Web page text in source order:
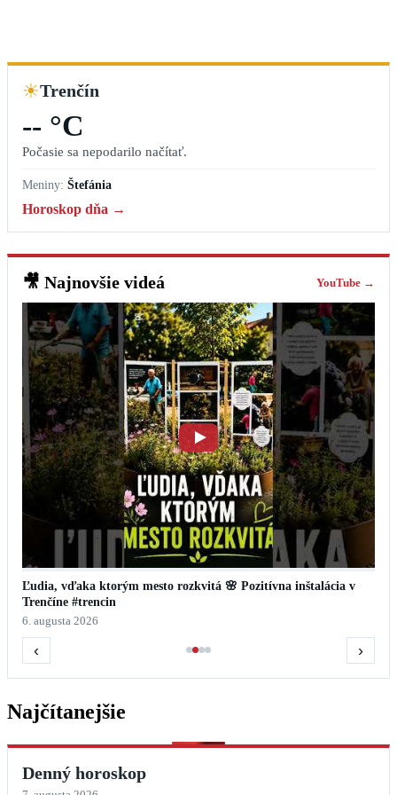
☀Trenčín
-- °C
Počasie sa nepodarilo načítať.
Meniny: Štefánia
Horoskop dňa →
🎥 Najnovšie videá YouTube →
Ľudia, vďaka ktorým mesto rozkvitá 🌸 Pozitívna inštalácia v
Trenčíne #trencin
6. augusta 2026
‹ ›
Najčítanejšie
Denný horoskop